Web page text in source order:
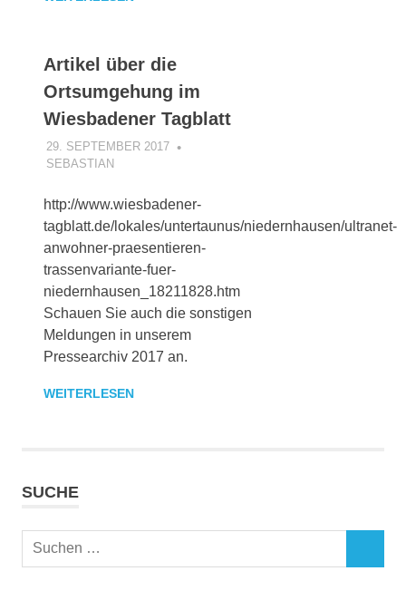
Artikel über die
Ortsumgehung im
Wiesbadener Tagblatt
29. SEPTEMBER 2017
SEBASTIAN
http://www.wiesbadener-
tagblatt.de/lokales/untertaunus/niedernhausen/ultranet-
anwohner-praesentieren-
trassenvariante-fuer-
niedernhausen_18211828.htm
Schauen Sie auch die sonstigen
Meldungen in unserem
Pressearchiv 2017 an.
WEITERLESEN
SUCHE
Suchen